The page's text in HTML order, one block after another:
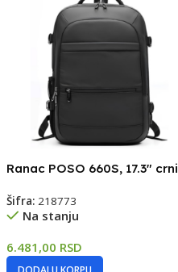
Ranac POSO 660S, 17.3″ crni
Šifra:218773
Na stanju
6.481,00 RSD